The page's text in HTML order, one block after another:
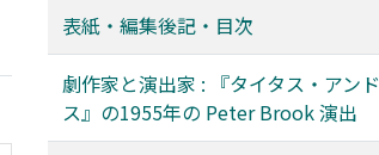
表紙・編集後記・目次
劇作家と演出家 : 『タイタス・アン
ス』の1955年の Peter Brook 演出